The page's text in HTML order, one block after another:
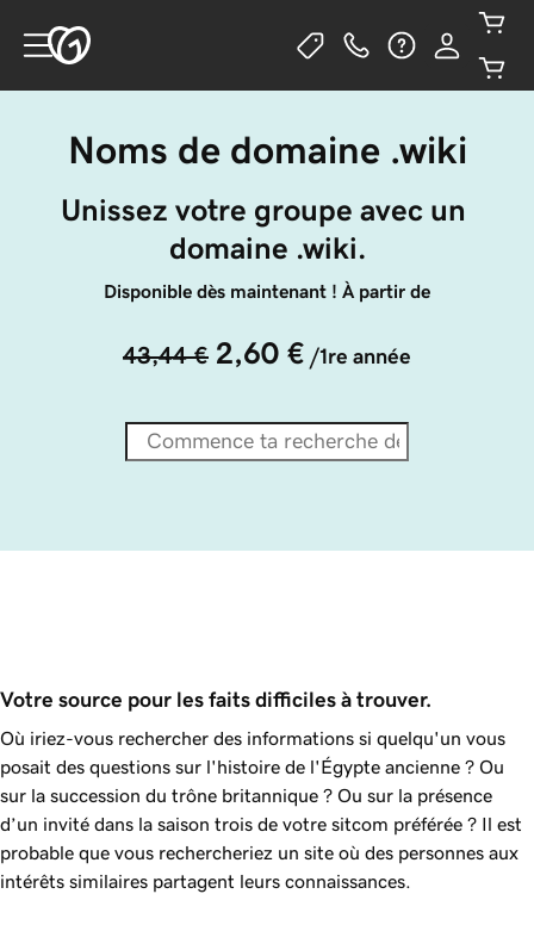
Noms de domaine .wiki
Unissez votre groupe avec un
domaine .wiki.
Disponible dès maintenant ! À partir de
43,44 € 2,60 € /1re année
Votre source pour les faits difficiles à trouver.
Où iriez-vous rechercher des informations si quelqu'un vous
posait des questions sur l'histoire de l'Égypte ancienne ? Ou
sur la succession du trône britannique ? Ou sur la présence
d’un invité dans la saison trois de votre sitcom préférée ? Il est
probable que vous rechercheriez un site où des personnes aux
intérêts similaires partagent leurs connaissances.